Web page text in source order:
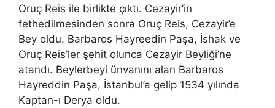
Oruç Reis ile birlikte çıktı. Cezayir’in
fethedilmesinden sonra Oruç Reis, Cezayir’e
Bey oldu. Barbaros Hayreedin Paşa, İshak ve
Oruç Reis’ler şehit olunca Cezayir Beyliği’ne
atandı. Beylerbeyi ünvanını alan Barbaros
Hayreddin Paşa, İstanbul’a gelip 1534 yılında
Kaptan-ı Derya oldu.